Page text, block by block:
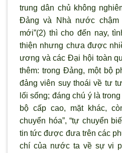
trung dân chủ không
Đảng và Nhà nước
mới”(2) thì cho đến nay,
thiện nhưng chưa được
ương và các Đại hội toàn
thêm: trong Đảng, một bộ
đảng viên suy thoái về tư
lối sống; đáng chú ý là
bộ cấp cao, mặt khác,
chuyển hóa”, “tự chuyển
tin tức được đưa trên các
chí của nước ta về sự vi